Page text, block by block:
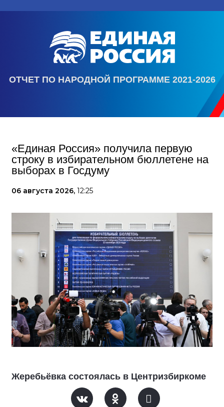
ОТЧЕТ ПО НАРОДНОЙ ПРОГРАММЕ 2021-2026
«Единая Россия» получила первую
строку в избирательном бюллетене на
выборах в Госдуму
06 августа 2026, 12:25
Жеребьёвка состоялась в Центризбиркоме